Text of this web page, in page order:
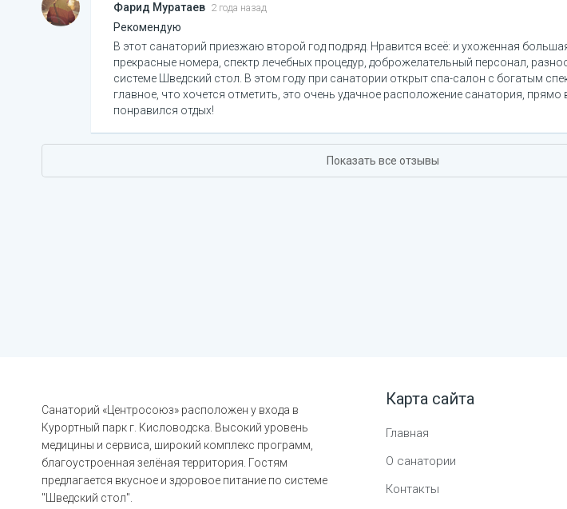
Фарид Муратаев 2 года назад
Рекомендую
В этот санаторий приезжаю второй год подряд. Нравится всеё: и ухоженная
прекрасные номера, спектр лечебных процедур, доброжелательный персонал,
системе Шведский стол. В этом году при санатории открыт спа-салон с богатым
главное, что хочется отметить, это очень удачное расположение санатория, прямо
понравился отдых!
Показать все отзывы
Санаторий «Центросоюз» расположен у входа в
Курортный парк г. Кисловодска. Высокий уровень
медицины и сервиса, широкий комплекс программ,
благоустроенная зелёная территория. Гостям
предлагается вкусное и здоровое питание по системе
"Шведский стол".
Карта сайта
Главная
О санатории
Контакты